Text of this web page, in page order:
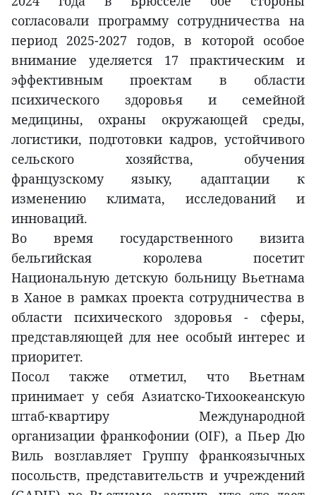
согласовали программу сотрудничества на
период 2025-2027 годов, в которой особое
внимание уделяется 17 практическим и
эффективным проектам в области
психического здоровья и семейной
медицины, охраны окружающей среды,
логистики, подготовки кадров, устойчивого
сельского хозяйства, обучения
французскому языку, адаптации к
изменению климата, исследований и
инноваций.
Во время государственного визита
бельгийская королева посетит
Национальную детскую больницу Вьетнама
в Ханое в рамках проекта сотрудничества в
области психического здоровья - сферы,
представляющей для нее особый интерес и
приоритет.
Посол также отметил, что Вьетнам
принимает у себя Азиатско-Тихоокеанскую
штаб-квартиру Международной
организации франкофонии (OIF), а Пьер Дю
Виль возглавляет Группу франкоязычных
посольств, представительств и учреждений